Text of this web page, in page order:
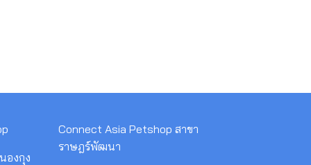
องกุง
Connect Asia Petshop สาขา
ราษฎร์พัฒนา